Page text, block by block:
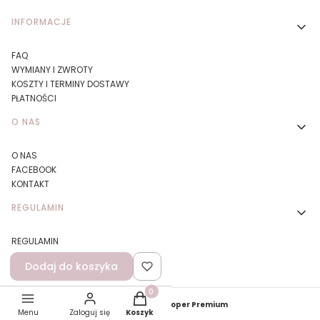
Linki w stopce
INFORMACJE
FAQ
WYMIANY I ZWROTY
KOSZTY I TERMINY DOSTAWY
PŁATNOŚCI
O NAS
O NAS
FACEBOOK
KONTAKT
REGULAMIN
REGULAMIN
DBAMY O ŚRODOWISKO
POLITYKA PRYWATNOŚCI
Sklep internetowy Shoper Premium
Dodaj do koszyka
Menu Zaloguj się
Produkty w koszyku: 0. Zobacz
Koszyk